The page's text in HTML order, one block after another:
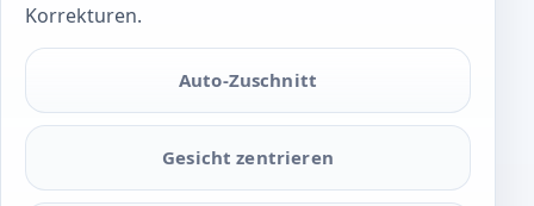
Korrekturen.
Auto-Zuschnitt
Gesicht zentrieren